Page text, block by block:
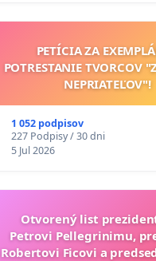
PETÍCIA ZA
POTRESTANIE TVORCOV
NEPRIATEĽOV"!
1 052 podpisov
227 Podpisy / 30 dni
5 Jul 2026
Otvorený list
Petrovi Pellegrinimu,
Robertovi Ficovi a